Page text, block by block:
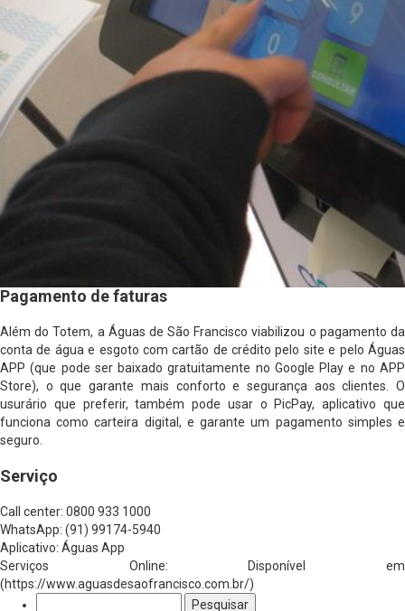
Pagamento de faturas
Além do Totem, a Águas de São Francisco viabilizou o pagamento da
conta de água e esgoto com cartão de crédito pelo site e pelo Águas
APP (que pode ser baixado gratuitamente no Google Play e no APP
Store), o que garante mais conforto e segurança aos clientes. O
usurário que preferir, também pode usar o PicPay, aplicativo que
funciona como carteira digital, e garante um pagamento simples e
seguro.
Serviço
Call center: 0800 933 1000
WhatsApp: (91) 99174-5940
Aplicativo: Águas App
Serviços Online: Disponível em
(https://www.aguasdesaofrancisco.com.br/)